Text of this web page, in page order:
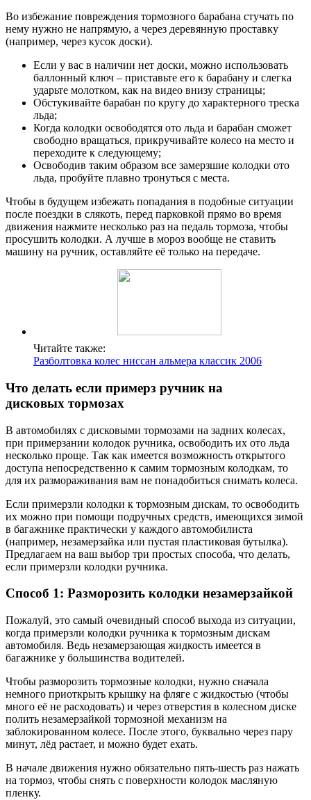
Во избежание повреждения тормозного барабана стучать по
нему нужно не напрямую, а через деревянную проставку
(например, через кусок доски).
Если у вас в наличии нет доски, можно использовать
баллонный ключ – приставьте его к барабану и слегка
ударьте молотком, как на видео внизу страницы;
Обстукивайте барабан по кругу до характерного треска
льда;
Когда колодки освободятся ото льда и барабан сможет
свободно вращаться, прикручивайте колесо на место и
переходите к следующему;
Освободив таким образом все замерзшие колодки ото
льда, пробуйте плавно тронуться с места.
Чтобы в будущем избежать попадания в подобные ситуации
после поездки в слякоть, перед парковкой прямо во время
движения нажмите несколько раз на педаль тормоза, чтобы
просушить колодки. А лучше в мороз вообще не ставить
машину на ручник, оставляйте её только на передаче.
Читайте также:
Разболтовка колес ниссан альмера классик 2006
Что делать если примерз ручник на
дисковых тормозах
В автомобилях с дисковыми тормозами на задних колесах,
при примерзании колодок ручника, освободить их ото льда
несколько проще. Так как имеется возможность открытого
доступа непосредственно к самим тормозным колодкам, то
для их размораживания вам не понадобиться снимать колеса.
Если примерзли колодки к тормозным дискам, то освободить
их можно при помощи подручных средств, имеющихся зимой
в багажнике практически у каждого автомобилиста
(например, незамерзайка или пустая пластиковая бутылка).
Предлагаем на ваш выбор три простых способа, что делать,
если примерзли колодки ручника.
Способ 1: Разморозить колодки незамерзайкой
Пожалуй, это самый очевидный способ выхода из ситуации,
когда примерзли колодки ручника к тормозным дискам
автомобиля. Ведь незамерзающая жидкость имеется в
багажнике у большинства водителей.
Чтобы разморозить тормозные колодки, нужно сначала
немного приоткрыть крышку на фляге с жидкостью (чтобы
много её не расходовать) и через отверстия в колесном диске
полить незамерзайкой тормозной механизм на
заблокированном колесе. После этого, буквально через пару
минут, лёд растает, и можно будет ехать.
В начале движения нужно обязательно пять-шесть раз нажать
на тормоз, чтобы снять с поверхности колодок масляную
пленку.